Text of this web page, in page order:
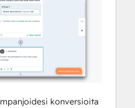
konversioita